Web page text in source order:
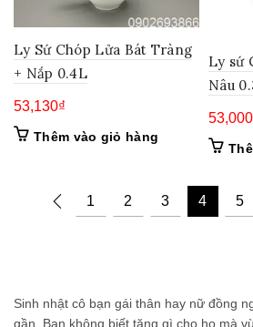
Ly Sứ Chóp Lửa Bát Tràng
+ Nắp 0.4L
53,130₫
Thêm vào giỏ hàng
Ly sứ
Nâu
53,000
1 2 3 4 5
Sinh nhật cô bạn gái thân hay nữ đồng
gần. Bạn không biết tặng gì cho họ mà